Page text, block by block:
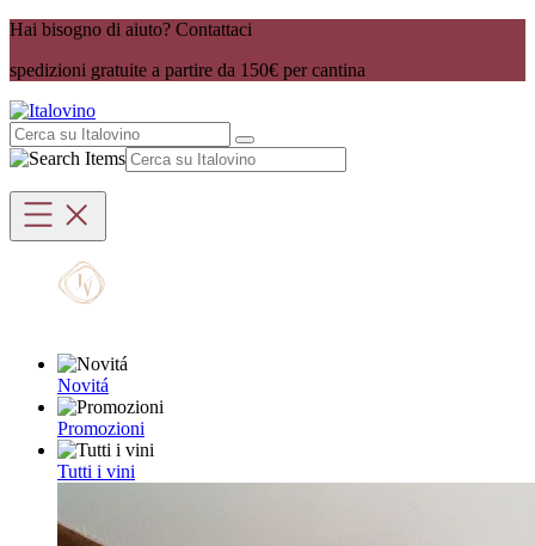
Hai bisogno di aiuto? Contattaci
spedizioni gratuite a partire da 150€ per cantina
Novitá
Promozioni
Tutti i vini